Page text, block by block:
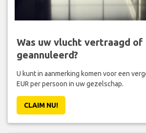
Was uw vlucht vertraagd of
geannuleerd?
U kunt in aanmerking komen voor een
EUR per persoon in uw gezelschap.
CLAIM NU!